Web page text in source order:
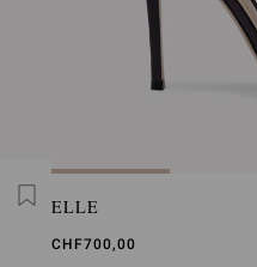
ELLE
CHF700,00